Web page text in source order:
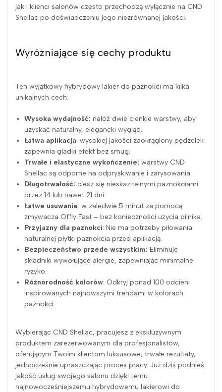
jak i klienci salonów często przechodzą wyłącznie na CND
Shellac po doświadczeniu jego niezrównanej jakości.
Wyróżniające się cechy produktu
Ten wyjątkowy hybrydowy lakier do paznokci ma kilka
unikalnych cech:
Wysoka wydajność: nałóż dwie cienkie warstwy, aby
uzyskać naturalny, elegancki wygląd.
Łatwa aplikacja: wysokiej jakości zaokrąglony pędzelek
zapewnia gładki efekt bez smug.
Trwałe i elastyczne wykończenie: warstwy CND
Shellac są odporne na odpryskiwanie i zarysowania.
Długotrwałość: ciesz się nieskazitelnymi paznokciami
przez 14 lub nawet 21 dni.
Łatwe usuwanie: w zaledwie 5 minut za pomocą
zmywacza Offly Fast – bez konieczności użycia pilnika.
Przyjazny dla paznokci: Nie ma potrzeby piłowania
naturalnej płytki paznokcia przed aplikacją.
Bezpieczeństwo przede wszystkim: Eliminuje
składniki wywołujące alergie, zapewniając minimalne
ryzyko.
Różnorodność kolorów: Odkryj ponad 100 odcieni
inspirowanych najnowszymi trendami w kolorach
paznokci.
Wybierając CND Shellac, pracujesz z ekskluzywnym
produktem zarezerwowanym dla profesjonalistów,
oferującym Twoim klientom luksusowe, trwałe rezultaty,
jednocześnie upraszczając proces pracy. Już dziś podnieś
jakość usług swojego salonu dzięki temu
najnowocześniejszemu hybrydowemu lakierowi do